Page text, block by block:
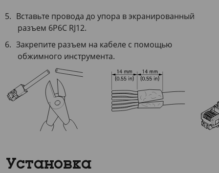
Вставьте провода до упора в экранированный
разъем 6P6C RJ12.
Закрепите разъем на кабеле с помощью
обжимного инструмента.
Установка